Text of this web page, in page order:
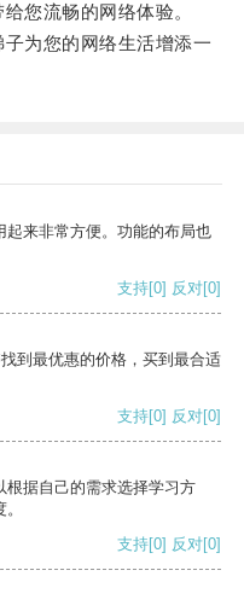
您流畅的网络体验。
为您的网络生活增添一
来非常方便。功能的布局也
支持[0] 反对[0]
到最优惠的价格，买到最合适
支持[0] 反对[0]
根据自己的需求选择学习方
支持[0] 反对[0]